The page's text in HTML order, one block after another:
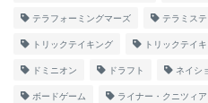
テラフォーミングマーズ テラミス
トリックテイキング トリックテイ
ドミニオン ドラフト ネイシ
ボードゲーム ライナー・クニツィア